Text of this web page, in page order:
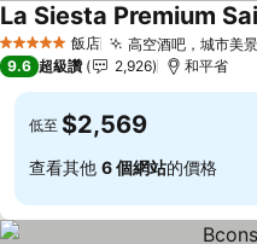
5 星級 飯店 高空酒吧，城市美
La Siesta Premium
9.6 超級讚 2,926 和平省
低至 $2,569
查看其他 6 個網站的價格